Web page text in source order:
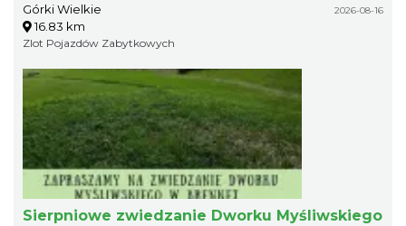
Górki Wielkie 2026-08-16
16.83 km
Zlot Pojazdów Zabytkowych
Sierpniowe zwiedzanie Dworku Myśliwskiego